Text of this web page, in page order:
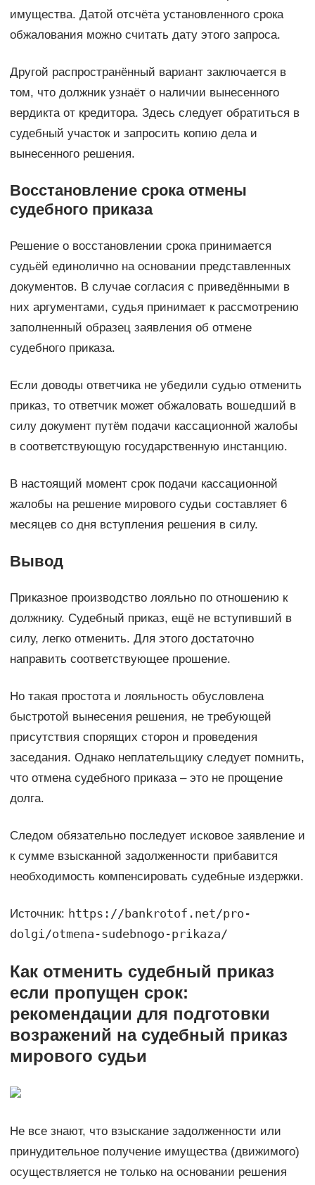
имущества. Датой отсчёта установленного срока
обжалования можно считать дату этого запроса.
Другой распространённый вариант заключается в
том, что должник узнаёт о наличии вынесенного
вердикта от кредитора. Здесь следует обратиться в
судебный участок и запросить копию дела и
вынесенного решения.
Восстановление срока отмены
судебного приказа
Решение о восстановлении срока принимается
судьёй единолично на основании представленных
документов. В случае согласия с приведёнными в
них аргументами, судья принимает к рассмотрению
заполненный образец заявления об отмене
судебного приказа.
Если доводы ответчика не убедили судью отменить
приказ, то ответчик может обжаловать вошедший в
силу документ путём подачи кассационной жалобы
в соответствующую государственную инстанцию.
В настоящий момент срок подачи кассационной
жалобы на решение мирового судьи составляет 6
месяцев со дня вступления решения в силу.
Вывод
Приказное производство лояльно по отношению к
должнику. Судебный приказ, ещё не вступивший в
силу, легко отменить. Для этого достаточно
направить соответствующее прошение.
Но такая простота и лояльность обусловлена
быстротой вынесения решения, не требующей
присутствия спорящих сторон и проведения
заседания. Однако неплательщику следует помнить,
что отмена судебного приказа – это не прощение
долга.
Следом обязательно последует исковое заявление и
к сумме взысканной задолженности прибавится
необходимость компенсировать судебные издержки.
Источник: https://bankrotof.net/pro-
dolgi/otmena-sudebnogo-prikaza/
Как отменить судебный приказ
если пропущен срок:
рекомендации для подготовки
возражений на судебный приказ
мирового судьи
Не все знают, что взыскание задолженности или
принудительное получение имущества (движимого)
осуществляется не только на основании решения